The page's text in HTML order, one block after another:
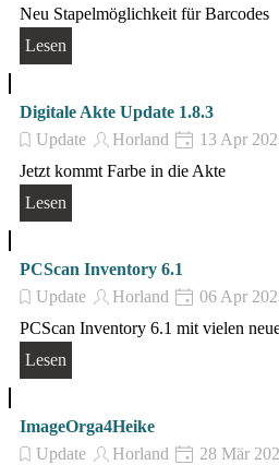
Neu Stapelmöglichkeit für Barcodes
Lesen
Digitale Akte Update 1.8.3
Update
Horland
13 Apr
Jetzt kommt Farbe in die Akte
Lesen
PCScan Inventory 6.1
Update
Horland
06 Apr
PCScan Inventory 6.1 mit vielen
Lesen
ImageOrga4Heike
Update
Horland
28 Mär